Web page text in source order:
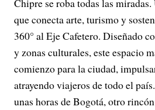
Chipre se roba todas las
que conecta arte, turismo y
360° al Eje Cafetero. Diseñado
y zonas culturales, este espacio
comienzo para la ciudad,
atrayendo viajeros de todo el
unas horas de Bogotá, otro